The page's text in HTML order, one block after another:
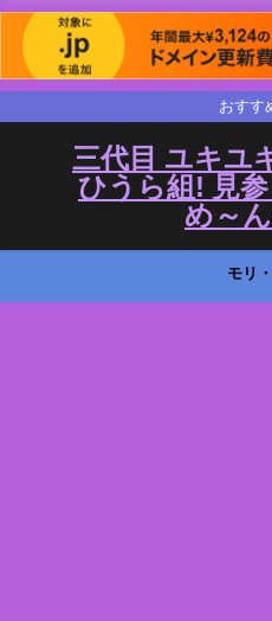
おすす
三代目 ユキ
ひうら組! 見
め～
モリ